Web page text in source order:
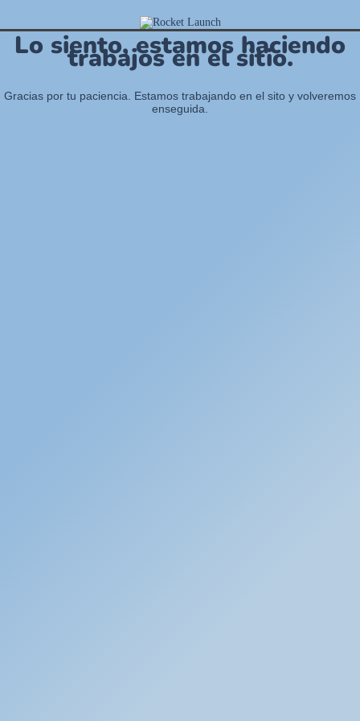
Lo siento, estamos haciendo
trabajos en el sitio.
Gracias por tu paciencia. Estamos trabajando en el sito y volveremos
enseguida.